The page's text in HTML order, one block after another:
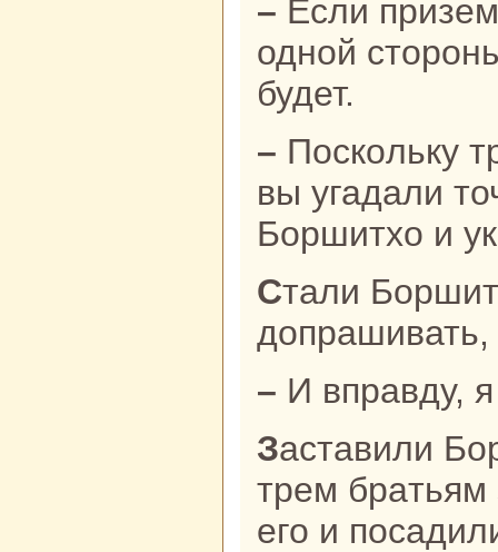
– Если приземистое и черное да с
одной
будет.
– Поскoльку три спрятанные вещи
вы угадали
Боршитхо и
Стали Боршитху строго
допpaшивать,
– И впpaвду,
Заставили Боршитху заплатить
трем
его и